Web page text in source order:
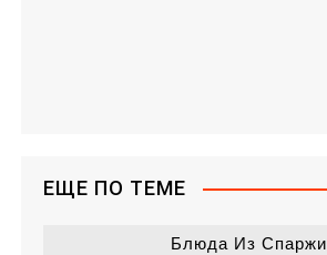
ЕЩЕ ПО ТЕМЕ
Блюда Из Спаржи